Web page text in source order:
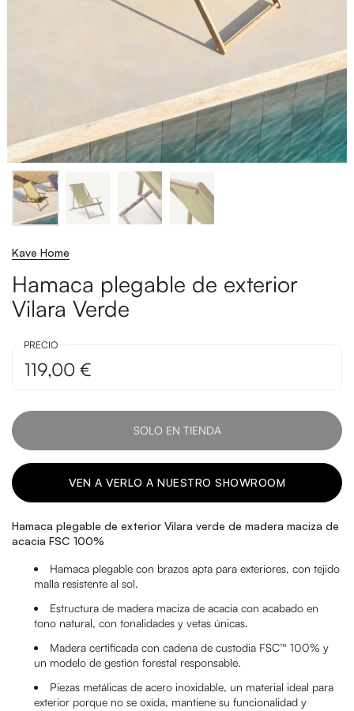
Kave Home
Hamaca plegable de exterior
Vilara Verde
PRECIO
119,00 €
SOLO EN TIENDA
VEN A VERLO A NUESTRO SHOWROOM
Hamaca plegable de exterior Vilara verde de madera maciza de
acacia FSC 100%
Hamaca plegable con brazos apta para exteriores, con tejido
malla resistente al sol.
Estructura de madera maciza de acacia con acabado en
tono natural, con tonalidades y vetas únicas.
Madera certificada con cadena de custodia FSC™ 100% y
un modelo de gestión forestal responsable.
Piezas metálicas de acero inoxidable, un material ideal para
exterior porque no se oxida, mantiene su funcionalidad y